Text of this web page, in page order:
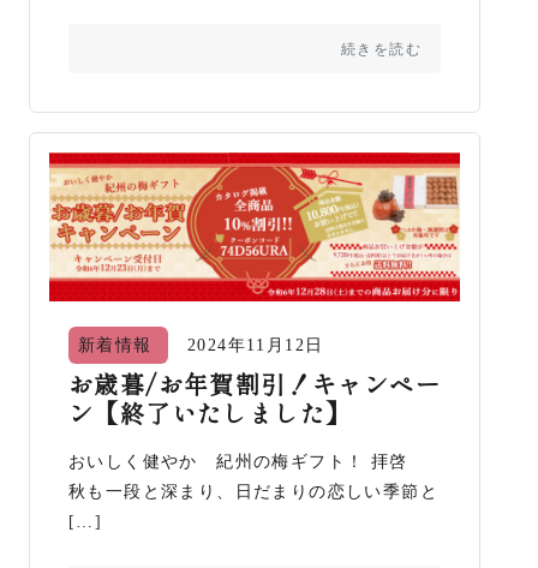
続きを読む
新着情報 2024年11月12日
お歳暮/お年賀割引！キャンペー
ン【終了いたしました】
おいしく健やか 紀州の梅ギフト！ 拝啓
秋も一段と深まり、日だまりの恋しい季節と
[…]